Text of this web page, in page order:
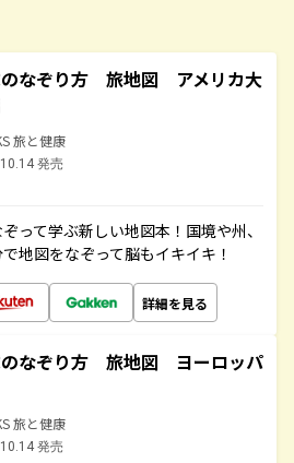
なぞり方 旅地図 アメリカ大
旅と健康
発売
って学ぶ新しい地図本！国境や州、
地図をなぞって脳もイキイキ！
詳細を見る
なぞり方 旅地図 ヨーロッパ
旅と健康
発売